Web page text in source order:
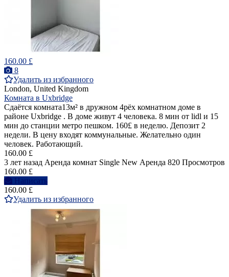
160.00 £
8
Удалить из избранного
London, United Kingdom
Комната в Uxbridge
Сдаётся комната13м² в дружном 4рёх комнатном доме в
районе Uxbridge . В доме живут 4 человека. 8 мин от lidl и 15
мин до станции метро пешком. 160£ в неделю. Депозит 2
недели. В цену входят коммунальные. Желательно один
человек. Работающий.
160.00 £
3 лет назад Аренда комнат Single New Аренда 820 Просмотров
160.00 £
Написать
160.00 £
Удалить из избранного